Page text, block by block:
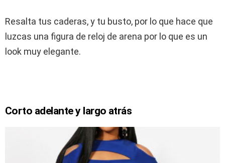
Resalta tus caderas, y tu busto, por lo que hace que
luzcas una figura de reloj de arena por lo que es un
look muy elegante.
Corto adelante y largo atrás